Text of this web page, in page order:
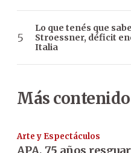
Lo que tenés que
Stroessner, déficit
Italia
Más
Arte y Espectáculos